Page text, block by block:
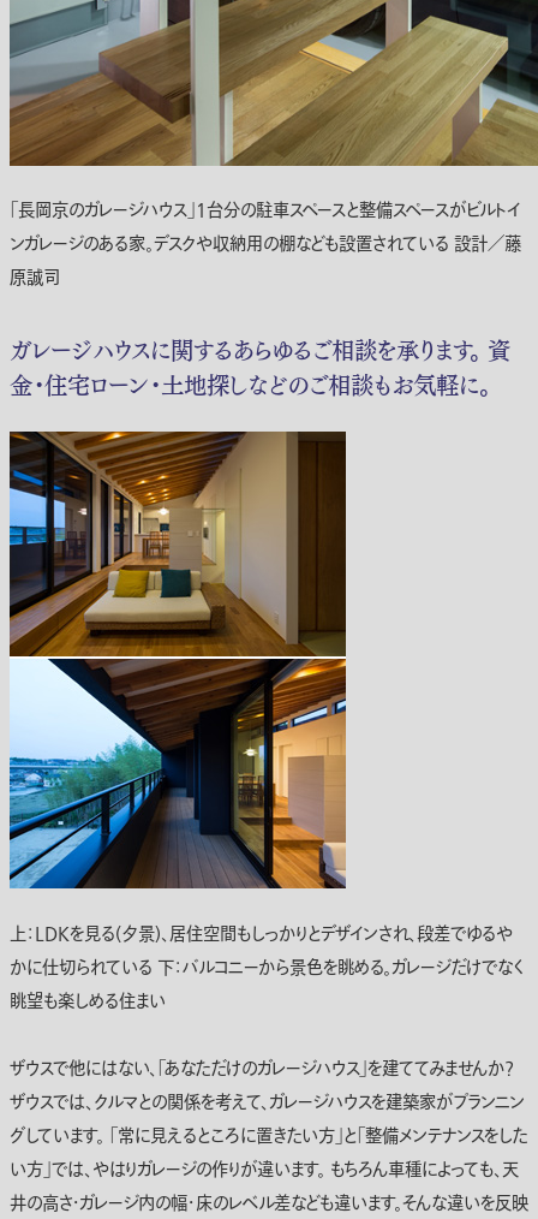
「長岡京のガレージハウス」1台分の駐車スペースと整備スペースがビルトイ
ンガレージのある家。デスクや収納用の棚なども設置されている 設計／藤
原誠司
ガレージハウスに関するあらゆるご相談を承ります。 資
金・住宅ローン・土地探しなどのご相談もお気軽に。
上：LDKを見る(夕景)、居住空間もしっかりとデザインされ、段差でゆるや
かに仕切られている 下：バルコニーから景色を眺める。ガレージだけでなく
眺望も楽しめる住まい
ザウスで他にはない、「あなただけのガレージハウス」を建ててみませんか？
ザウスでは、クルマとの関係を考えて、ガレージハウスを建築家がプランニン
グしています。 「常に見えるところに置きたい方」と「整備メンテナンスをした
い方」では、やはりガレージの作りが違います。 もちろん車種によっても、天
井の高さ・ガレージ内の幅・床のレベル差なども違います。そんな違いを反映